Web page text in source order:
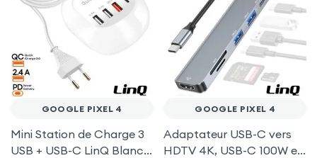
GOOGLE PIXEL 4
Mini Station de Charge 3
USB + USB-C LinQ Blanc
GOOGLE PIXEL 4
Adaptateur USB-C vers
HDTV 4K, USB-C 100W et